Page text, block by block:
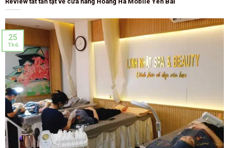
25
Th6